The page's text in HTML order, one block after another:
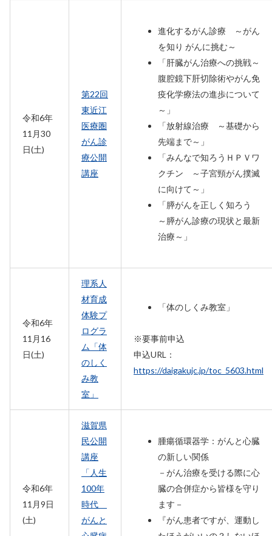
令和6年
11月30
日(土)
第22回
東近江
医療圏
がん診
療公開
講座
進化するがん診療 ～がん
を知り がんに挑む～
「肝臓がん治療への挑戦～
腹腔鏡下肝切除術やがん免
疫化学療法の進歩について
～」
「放射線治療 ～基礎から
先端まで～」
「みんなで知ろうＨＰＶワ
クチン ～子宮頸がん撲滅
に向けて～」
「膵がんを正しく知ろう
～膵がん診療の現状と最新
治療～」
令和6年
11月16
日(土)
理系人
材育成
体験プ
ログラ
ム「体
のしく
み教
室」
「体のしくみ教室」
※要事前申込
申込URL：
https://daigakujc.jp/toc_5603.html
令和6年
11月9日
(土)
滋賀県
民公開
講座
「人生
100年
時代
がんと
腫瘍循環器学：がんと心臓
の新しい関係
－がん治療を受ける際に心
臓の合併症から皆様を守り
ます－
『がん患者ですが、運動し